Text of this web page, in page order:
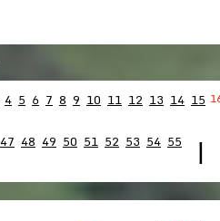
4 5 6 7 8 9 10 11 12 13 14 15
47 48 49 50 51 52 53 54 55 |